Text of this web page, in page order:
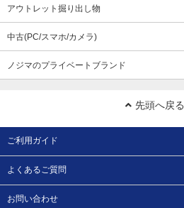
アウトレット掘り出し物
中古(PC/スマホ/カメラ)
ノジマのプライベートブランド
先頭へ戻る
ご利用ガイド
よくあるご質問
お問い合わせ